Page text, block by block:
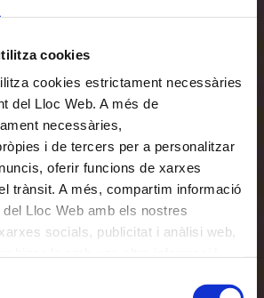
cookies
cookies estrictament necessàries
del Lloc Web. A més de
necessàries,
i de tercers per a personalitzar
oferir funcions de xarxes
trànsit. A més, compartim informació
Lloc Web amb els nostres
socials, publicitat i anàlisi web,